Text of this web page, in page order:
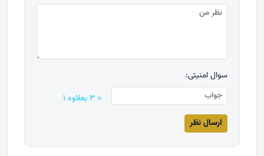
سوال امنیتی:
= ۳ بعلاوه ۱